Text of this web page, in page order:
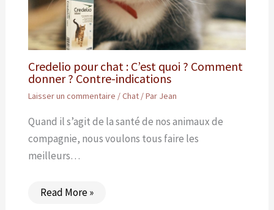
Credelio pour chat : C’est quoi ? Comment
donner ? Contre-indications
Laisser un commentaire /Chat/ Par Jean
Quand il s’agit de la santé de nos animaux de
compagnie, nous voulons tous faire les
meilleurs…
Read More »